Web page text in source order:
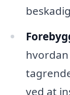
ved at